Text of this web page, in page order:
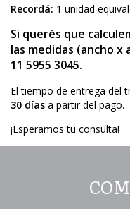
Recordá: 1 unidad
Si querés que
las medidas (ancho x
11 5955 3045.
El tiempo de entrega del
30 días a partir del pago.
¡Esperamos tu consulta!